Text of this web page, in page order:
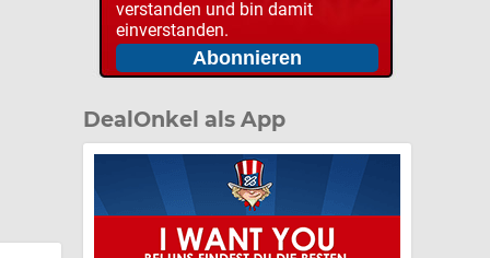
verstanden und bin damit
einverstanden.
DealOnkel als App